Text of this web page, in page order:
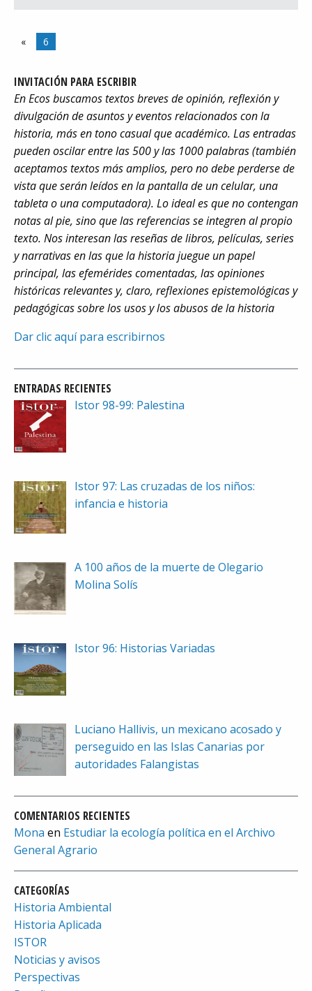
« 6
INVITACIÓN PARA ESCRIBIR
En Ecos buscamos textos breves de opinión, reflexión y
divulgación de asuntos y eventos relacionados con la
historia, más en tono casual que académico. Las entradas
pueden oscilar entre las 500 y las 1000 palabras (también
aceptamos textos más amplios, pero no debe perderse de
vista que serán leídos en la pantalla de un celular, una
tableta o una computadora). Lo ideal es que no contengan
notas al pie, sino que las referencias se integren al propio
texto. Nos interesan las reseñas de libros, películas, series
y narrativas en las que la historia juegue un papel
principal, las efemérides comentadas, las opiniones
históricas relevantes y, claro, reflexiones epistemológicas y
pedagógicas sobre los usos y los abusos de la historia
Dar clic aquí para escribirnos
ENTRADAS RECIENTES
Istor 98-99: Palestina
Istor 97: Las cruzadas de los niños:
infancia e historia
A 100 años de la muerte de Olegario
Molina Solís
Istor 96: Historias Variadas
Luciano Hallivis, un mexicano acosado y
perseguido en las Islas Canarias por
autoridades Falangistas
COMENTARIOS RECIENTES
Mona en Estudiar la ecología política en el Archivo
General Agrario
CATEGORÍAS
Historia Ambiental
Historia Aplicada
ISTOR
Noticias y avisos
Perspectivas